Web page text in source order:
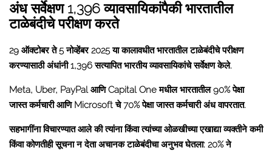
अंध सर्वेक्षण 1,396 व्यावसायिकांपैकी भारतातील
टाळेबंदीचे परीक्षण करते
29 ऑक्टोबर ते 5 नोव्हेंबर 2025 या कालावधीत भारतातील टाळेबंदीचे परीक्षण
करण्यासाठी अंधांनी 1,396 सत्यापित भारतीय व्यावसायिकांचे सर्वेक्षण केले.
Meta, Uber, PayPal आणि Capital One मधील भारतातील 90% पेक्षा
जास्त कर्मचारी आणि Microsoft चे 70% पेक्षा जास्त कर्मचारी अंध वापरतात.
सहभागींना विचारण्यात आले की त्यांना किंवा त्यांच्या ओळखीच्या एखाद्या व्यक्तीने कमी
किंवा कोणतीही सूचना न देता अचानक टाळेबंदीचा अनुभव घेतला: 20% ने